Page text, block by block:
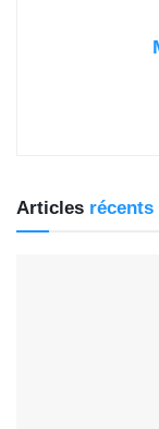
Articles récents